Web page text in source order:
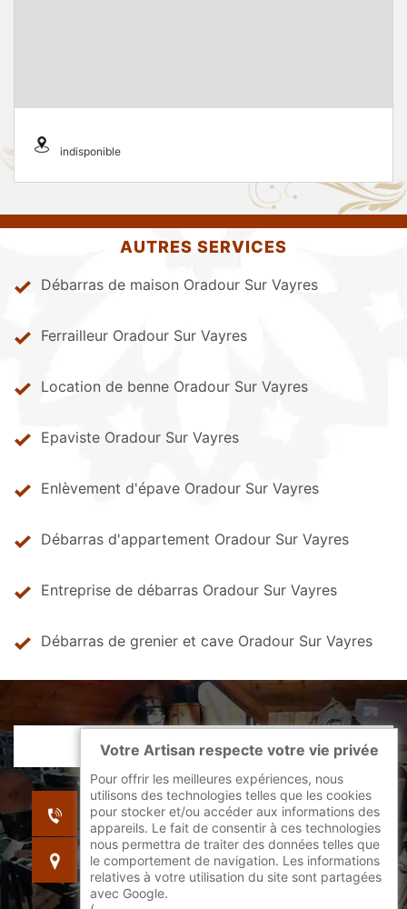
indisponible
AUTRES SERVICES
Débarras de maison Oradour Sur Vayres
Ferrailleur Oradour Sur Vayres
Location de benne Oradour Sur Vayres
Epaviste Oradour Sur Vayres
Enlèvement d'épave Oradour Sur Vayres
Débarras d'appartement Oradour Sur Vayres
Entreprise de débarras Oradour Sur Vayres
Débarras de grenier et cave Oradour Sur Vayres
indisponible
indisponible
indisponible
Votre Artisan respecte votre vie privée
Pour offrir les meilleures expériences, nous
utilisons des technologies telles que les cookies
pour stocker et/ou accéder aux informations des
appareils. Le fait de consentir à ces technologies
nous permettra de traiter des données telles que
le comportement de navigation. Les informations
relatives à votre utilisation du site sont partagées
avec Google.